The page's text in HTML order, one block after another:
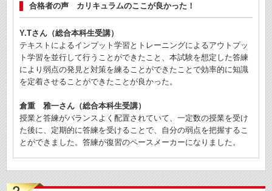
合格者の声 カリキュラムのここが良かった！
Y.Tさん（総合本科生受講）
テキストによるインプット学習とトレーニングによるアウトプッ
ト学習を並行して行うことができたこと、本試験を想定した答練
により弱点の発見と対策を練ることができたことで効率的に知識
を定着させることができたことが良かった。
倉重 雅一さん（総合本科生受講）
授業と答練がバランスよく配置されていて、一定数の授業を受け
た後に、定期的に答練を受けることで、自分の弱点を把握するこ
とができました。答練が復習のペースメーカーになりました。